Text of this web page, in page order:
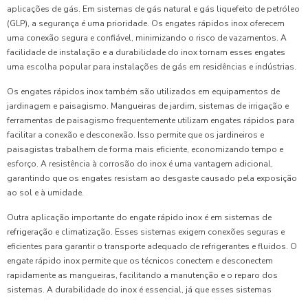
aplicações de gás. Em sistemas de gás natural e gás liquefeito de petróleo
(GLP), a segurança é uma prioridade. Os engates rápidos inox oferecem
uma conexão segura e confiável, minimizando o risco de vazamentos. A
facilidade de instalação e a durabilidade do inox tornam esses engates
uma escolha popular para instalações de gás em residências e indústrias.
Os engates rápidos inox também são utilizados em equipamentos de
jardinagem e paisagismo. Mangueiras de jardim, sistemas de irrigação e
ferramentas de paisagismo frequentemente utilizam engates rápidos para
facilitar a conexão e desconexão. Isso permite que os jardineiros e
paisagistas trabalhem de forma mais eficiente, economizando tempo e
esforço. A resistência à corrosão do inox é uma vantagem adicional,
garantindo que os engates resistam ao desgaste causado pela exposição
ao sol e à umidade.
Outra aplicação importante do engate rápido inox é em sistemas de
refrigeração e climatização. Esses sistemas exigem conexões seguras e
eficientes para garantir o transporte adequado de refrigerantes e fluidos. O
engate rápido inox permite que os técnicos conectem e desconectem
rapidamente as mangueiras, facilitando a manutenção e o reparo dos
sistemas. A durabilidade do inox é essencial, já que esses sistemas